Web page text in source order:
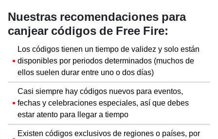
Nuestras recomendaciones para
canjear códigos de Free Fire:
Los códigos tienen un tiempo de validez y solo están
disponibles por periodos determinados (muchos de
ellos suelen durar entre uno o dos días)
Casi siempre hay códigos nuevos para eventos,
fechas y celebraciones especiales, así que debes
estar atento para llegar a tiempo
Existen códigos exclusivos de regiones o países, por